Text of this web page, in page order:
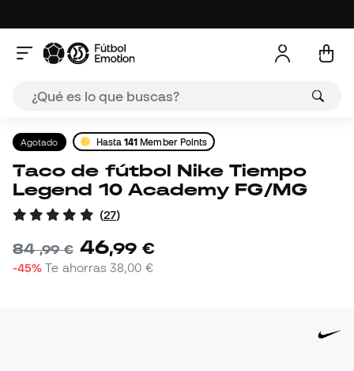
Agotado Hasta141 Member Points
Taco de fútbol Nike Tiempo
Legend 10 Academy FG/MG
(27)
84,99 € 46,99 €
-45% Te ahorras38,00 €